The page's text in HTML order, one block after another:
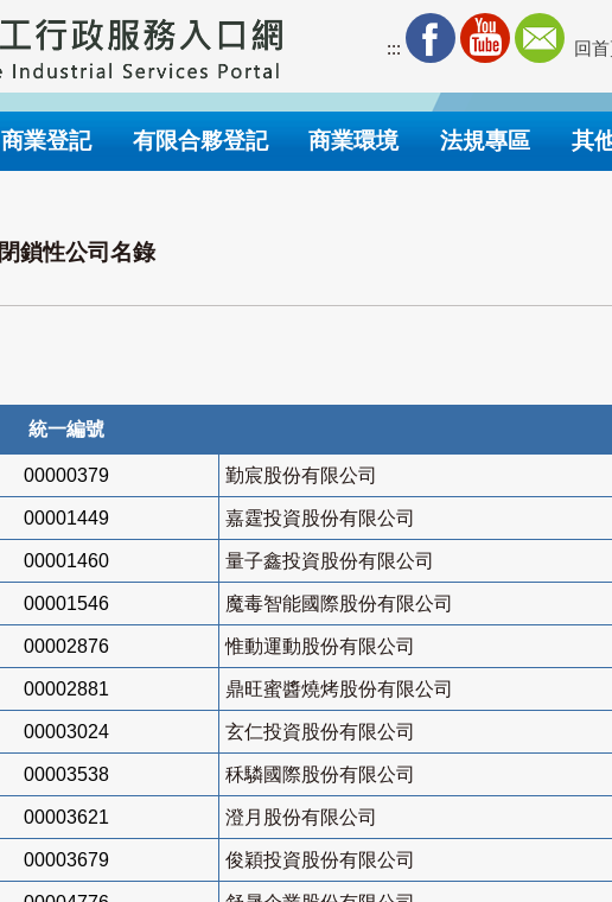
::: 回
商業登記 有限合夥登記 商業環境 法規專區 其
閉鎖性公司名錄
統一編號
00000379 勤宸股份有限公司
00001449 嘉霆投資股份有限公司
00001460 量子鑫投資股份有限公司
00001546 魔毒智能國際股份有限公司
00002876 惟動運動股份有限公司
00002881 鼎旺蜜醬燒烤股份有限公司
00003024 玄仁投資股份有限公司
00003538 秝驎國際股份有限公司
00003621 澄月股份有限公司
00003679 俊穎投資股份有限公司